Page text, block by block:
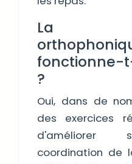
La
fonctionne-
?
Oui, dans de
des exercices
d'améliorer
coordination de